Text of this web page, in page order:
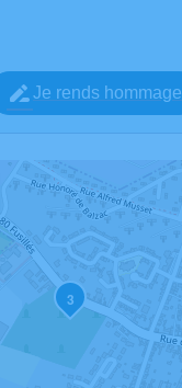
Je rends hommage
3